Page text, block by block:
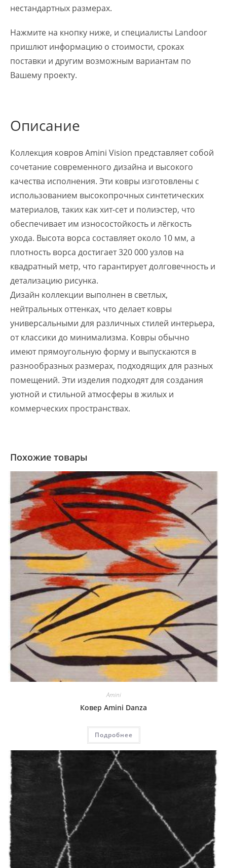
нестандартных размерах.
Нажмите на кнопку ниже, и специалисты Landoor
пришлют информацию о стоимости, сроках
поставки и другим возможным вариантам по
Вашему проекту.
Описание
Коллекция ковров Amini Vision представляет собой
сочетание современного дизайна и высокого
качества исполнения. Эти ковры изготовлены с
использованием высокопрочных синтетических
материалов, таких как хит-сет и полиэстер, что
обеспечивает им износостойкость и лёгкость
ухода. Высота ворса составляет около 10 мм, а
плотность ворса достигает 320 000 узлов на
квадратный метр, что гарантирует долговечность и
детализацию рисунка.
Дизайн коллекции выполнен в светлых,
нейтральных оттенках, что делает ковры
универсальными для различных стилей интерьера,
от классики до минимализма. Ковры обычно
имеют прямоугольную форму и выпускаются в
разнообразных размерах, подходящих для разных
помещений. Эти изделия подходят для создания
уютной и стильной атмосферы в жилых и
коммерческих пространствах.
Похожие товары
Amini
Ковер Amini Danza
Подробнее